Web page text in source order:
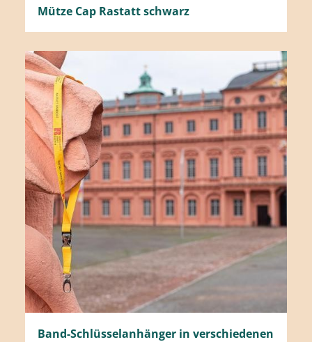
Mütze Cap Rastatt schwarz
Band-Schlüsselanhänger in verschiedenen